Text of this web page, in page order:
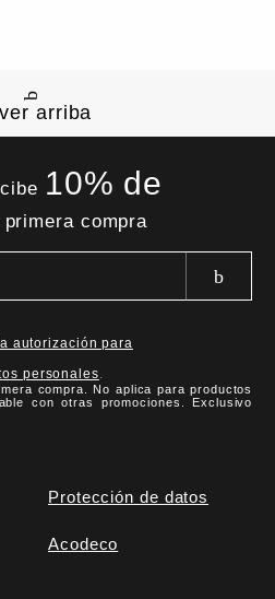
arriba
10% de
compra
autorización para
personales.
compra. No aplica para productos
con otras promociones. Exclusivo
Protección de datos
Acodeco